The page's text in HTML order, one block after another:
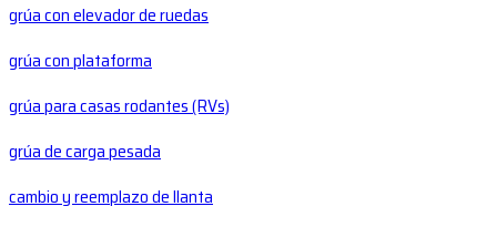
grúa con elevador de ruedas
grúa con plataforma
grúa para casas rodantes (RVs)
grúa de carga pesada
cambio y reemplazo de llanta